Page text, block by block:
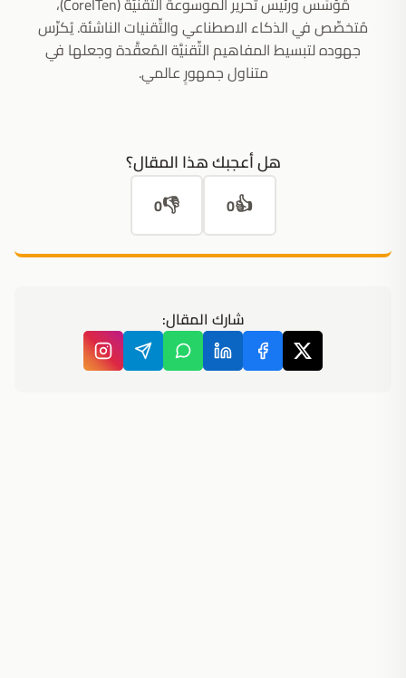
مُتخصِّص في الذكاء الاصطناعي والتِّقنيات الناشئة. يُكرِّس
جهوده لتبسيط المفاهيم التِّقنيَّة المُعقَّدة وجعلها في
متناول جمهورٍ عالمي.
هل أعجبك هذا المقال؟
👍
0
👎
0
شارك المقال: